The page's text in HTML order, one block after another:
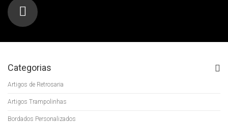
Categorias
Artigos de Retrosaria
Artigos Trampolinhas
Bordados Personalizados